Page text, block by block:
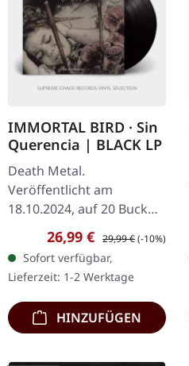
IMMORTAL BIRD · Sin
Querencia | BLACK LP
Death Metal.
Veröffentlicht am
18.10.2024, auf 20 Buck
Spin. Schwarzes Vinyl.
Immortal Bird kehren mit
ihrem bisher
verheerendsten
Statement auf "Sin…
Verkaufspreis:
26,99 € Regulärer Preis:
29,99 €(-10%)
Sofort verfügbar,
Lieferzeit: 1-2 Werktage
HINZUFÜGEN